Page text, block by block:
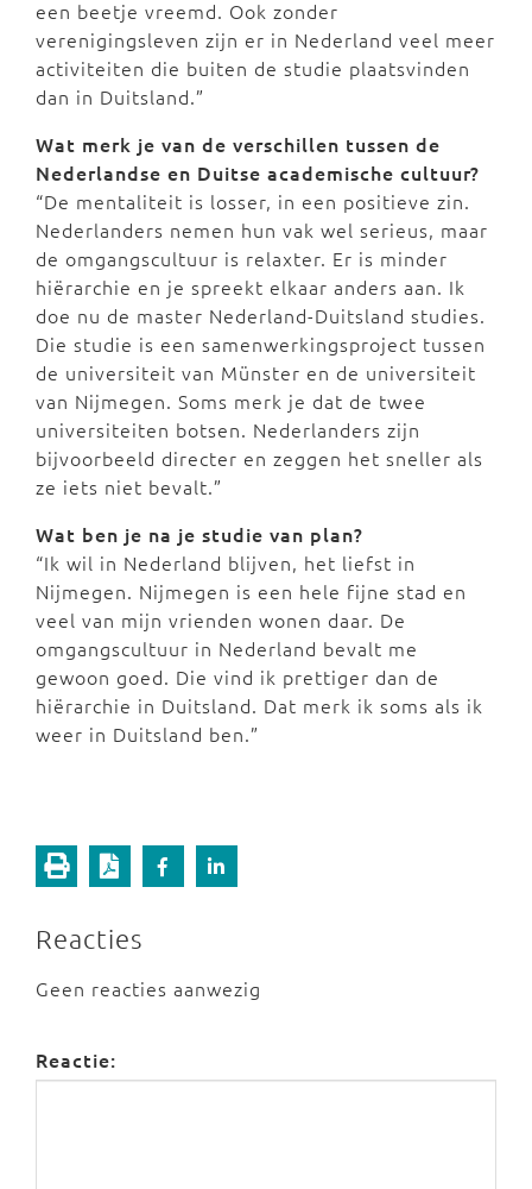
een beetje vreemd. Ook zonder
verenigingsleven zijn er in Nederland veel meer
activiteiten die buiten de studie plaatsvinden
dan in Duitsland.”
Wat merk je van de verschillen tussen de
Nederlandse en Duitse academische cultuur?
“De mentaliteit is losser, in een positieve zin.
Nederlanders nemen hun vak wel serieus, maar
de omgangscultuur is relaxter. Er is minder
hiërarchie en je spreekt elkaar anders aan. Ik
doe nu de master Nederland-Duitsland studies.
Die studie is een samenwerkingsproject tussen
de universiteit van Münster en de universiteit
van Nijmegen. Soms merk je dat de twee
universiteiten botsen. Nederlanders zijn
bijvoorbeeld directer en zeggen het sneller als
ze iets niet bevalt.”
Wat ben je na je studie van plan?
“Ik wil in Nederland blijven, het liefst in
Nijmegen. Nijmegen is een hele fijne stad en
veel van mijn vrienden wonen daar. De
omgangscultuur in Nederland bevalt me
gewoon goed. Die vind ik prettiger dan de
hiërarchie in Duitsland. Dat merk ik soms als ik
weer in Duitsland ben.”
Reacties
Geen reacties aanwezig
Reactie: